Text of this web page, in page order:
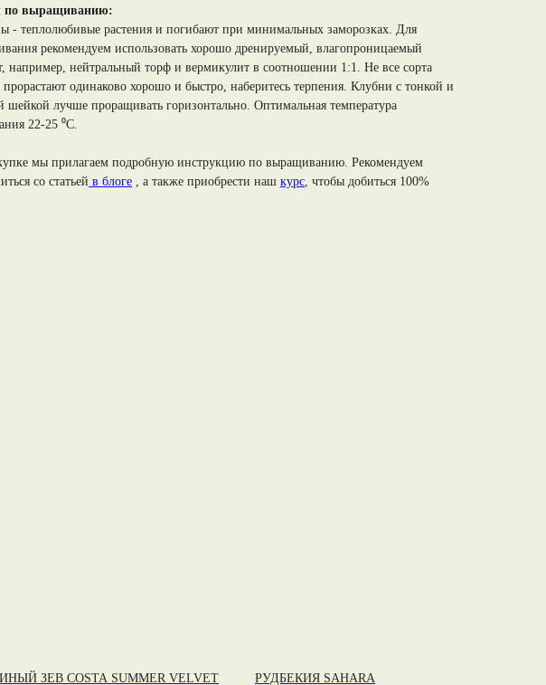
по выращиванию:
- теплолюбивые растения и погибают при минимальных заморозках. Для
рекомендуем использовать хорошо дренируемый, влагопроницаемый
например, нейтральный торф и вермикулит в соотношении 1:1. Не все сорта
прорастают одинаково хорошо и быстро, наберитесь терпения. Клубни с тонкой и
шейкой лучше проращивать горизонтально. Оптимальная температура
22-25 ⁰С.
мы прилагаем подробную инструкцию по выращиванию. Рекомендуем
со статьей в блоге , а также приобрести наш курс , чтобы добиться 100%
ЗЕВ COSTA SUMMER VELVET РУДБЕКИЯ SAHARA